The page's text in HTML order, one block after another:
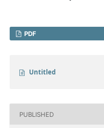
PDF
Untitled
PUBLISHED